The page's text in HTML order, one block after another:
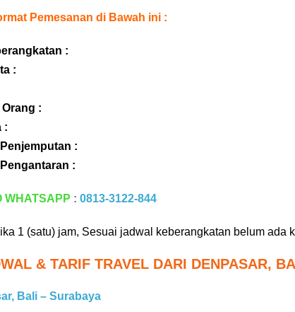
Pemesanan di Bawah ini :
:
:
:
:
:
:
WHATSAPP : 0813-3122-844
1 (satu) jam, Sesuai jadwal keberangkatan belum ada
& TARIF TRAVEL DARI DENPASAR,
Bali – Surabaya